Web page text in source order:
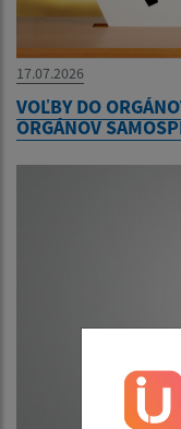
17.07.2026
VOĽBY DO
ORGÁNOV